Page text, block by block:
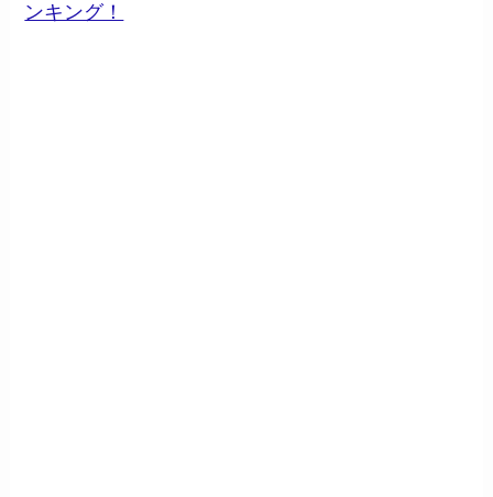
ンキング！